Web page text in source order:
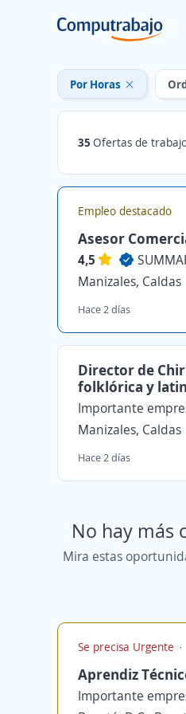
Por Horas
35 Ofertas de trabajo de
Empleo destacado
Asesor
4,5
Manizales, Caldas
Hace 2 días
Director de
folklórica y
Importante
Manizales, Caldas
Hace 2 días
No hay más
Mira estas
Se precisa Urgente
Aprendiz
Importante